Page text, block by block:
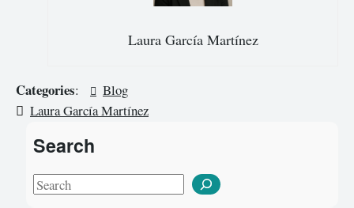
Laura García Martínez
Categories:
Blog
Laura García Martínez
Search
S